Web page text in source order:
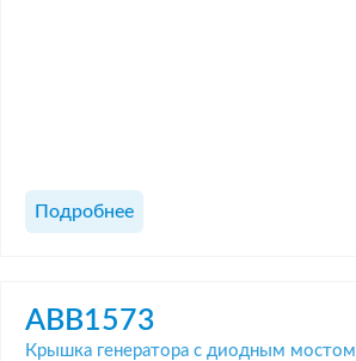
Подробнее
ABB1573
Крышка генератора с диодным мостом